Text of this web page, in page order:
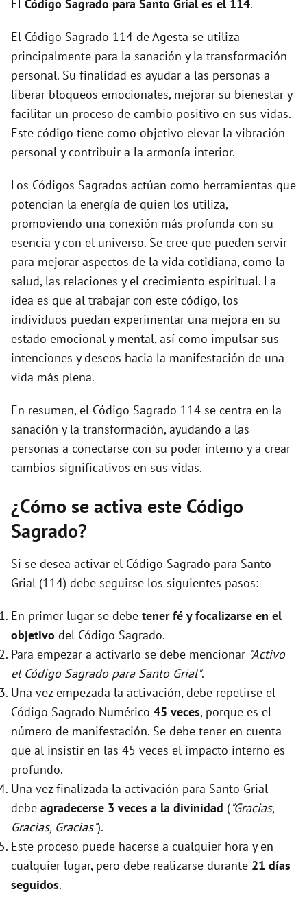
e
o
El Código Sagrado para Santo Grial es el 114.
El Código Sagrado 114 de Agesta se utiliza
principalmente para la sanación y la transformación
personal. Su finalidad es ayudar a las personas a
liberar bloqueos emocionales, mejorar su bienestar y
facilitar un proceso de cambio positivo en sus vidas.
Este código tiene como objetivo elevar la vibración
personal y contribuir a la armonía interior.
Los Códigos Sagrados actúan como herramientas que
potencian la energía de quien los utiliza,
promoviendo una conexión más profunda con su
esencia y con el universo. Se cree que pueden servir
para mejorar aspectos de la vida cotidiana, como la
salud, las relaciones y el crecimiento espiritual. La
idea es que al trabajar con este código, los
individuos puedan experimentar una mejora en su
estado emocional y mental, así como impulsar sus
intenciones y deseos hacia la manifestación de una
vida más plena.
En resumen, el Código Sagrado 114 se centra en la
sanación y la transformación, ayudando a las
personas a conectarse con su poder interno y a crear
cambios significativos en sus vidas.
¿Cómo se activa este Código
Sagrado?
Si se desea activar el Código Sagrado para Santo
Grial (114) debe seguirse los siguientes pasos:
En primer lugar se debe tener fé y focalizarse en el
objetivo del Código Sagrado.
Para empezar a activarlo se debe mencionar "Activo
el Código Sagrado para Santo Grial".
Una vez empezada la activación, debe repetirse el
Código Sagrado Numérico 45 veces, porque es el
número de manifestación. Se debe tener en cuenta
que al insistir en las 45 veces el impacto interno es
profundo.
Una vez finalizada la activación para Santo Grial
debe agradecerse 3 veces a la divinidad ("Gracias,
Gracias, Gracias").
Este proceso puede hacerse a cualquier hora y en
cualquier lugar, pero debe realizarse durante 21 días
seguidos.